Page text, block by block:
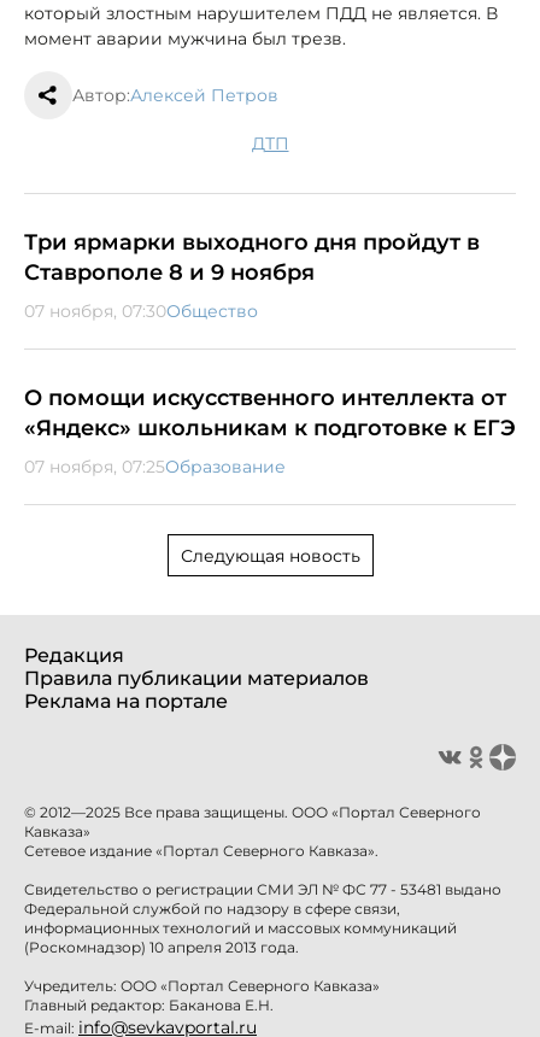
который злостным нарушителем ПДД не является. В
момент аварии мужчина был трезв.
Автор:Алексей Петров
ДТП
Три ярмарки выходного дня пройдут в
Ставрополе 8 и 9 ноября
07 ноября, 07:30Общество
О помощи искусственного интеллекта от
«Яндекс» школьникам к подготовке к ЕГЭ
07 ноября, 07:25Образование
Следующая новость
Редакция
Правила публикации материалов
Реклама на портале
© 2012—2025 Все права защищены. ООО «Портал Северного
Кавказа»
Сетевое издание «Портал Северного Кавказа».
Свидетельство о регистрации СМИ ЭЛ № ФС 77 - 53481 выдано
Федеральной службой по надзору в сфере связи,
информационных технологий и массовых коммуникаций
(Роскомнадзор) 10 апреля 2013 года.
Учредитель: ООО «Портал Северного Кавказа»
Главный редактор: Баканова Е.Н.
E-mail: info@sevkavportal.ru